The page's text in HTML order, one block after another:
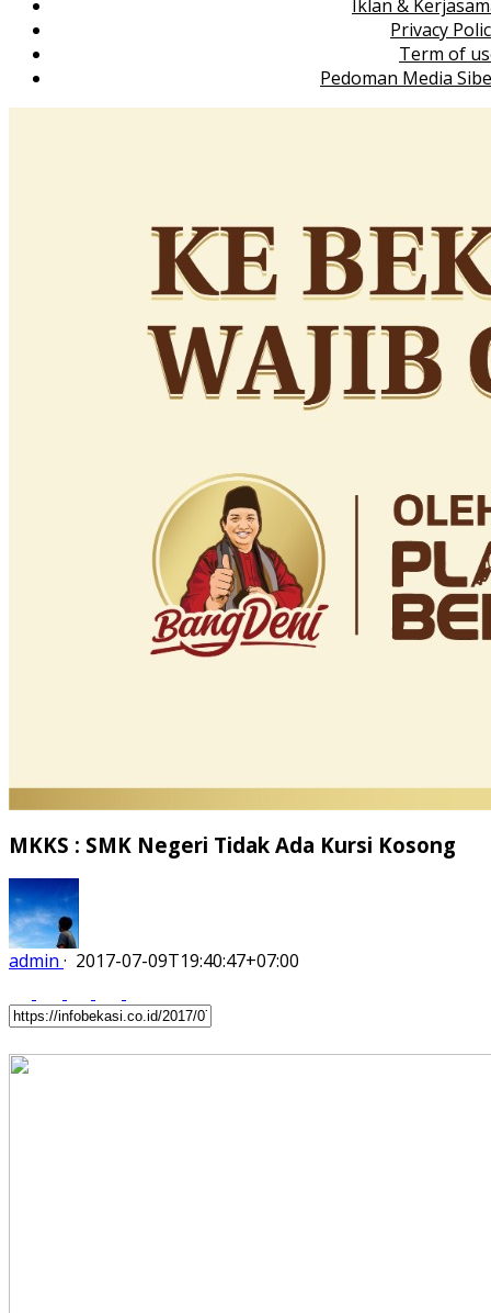
Iklan &
Privacy
Term of
Pedoman Media
MKKS : SMK Negeri Tidak Ada Kursi Kosong
admin · 2017-07-09T19:40:47+07:00